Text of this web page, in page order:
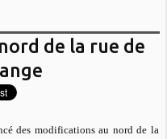
de la rue de
des modifications au nord de la